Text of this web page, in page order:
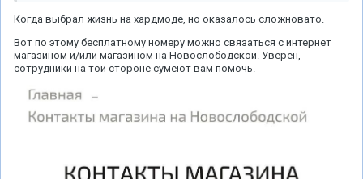
Когда выбрал жизнь на хардмоде, но оказалось сложновато.
Вот по этому бесплатному номеру можно связаться с интернет
магазином и/или магазином на Новослободской. Уверен,
сотрудники на той стороне сумеют вам помочь.